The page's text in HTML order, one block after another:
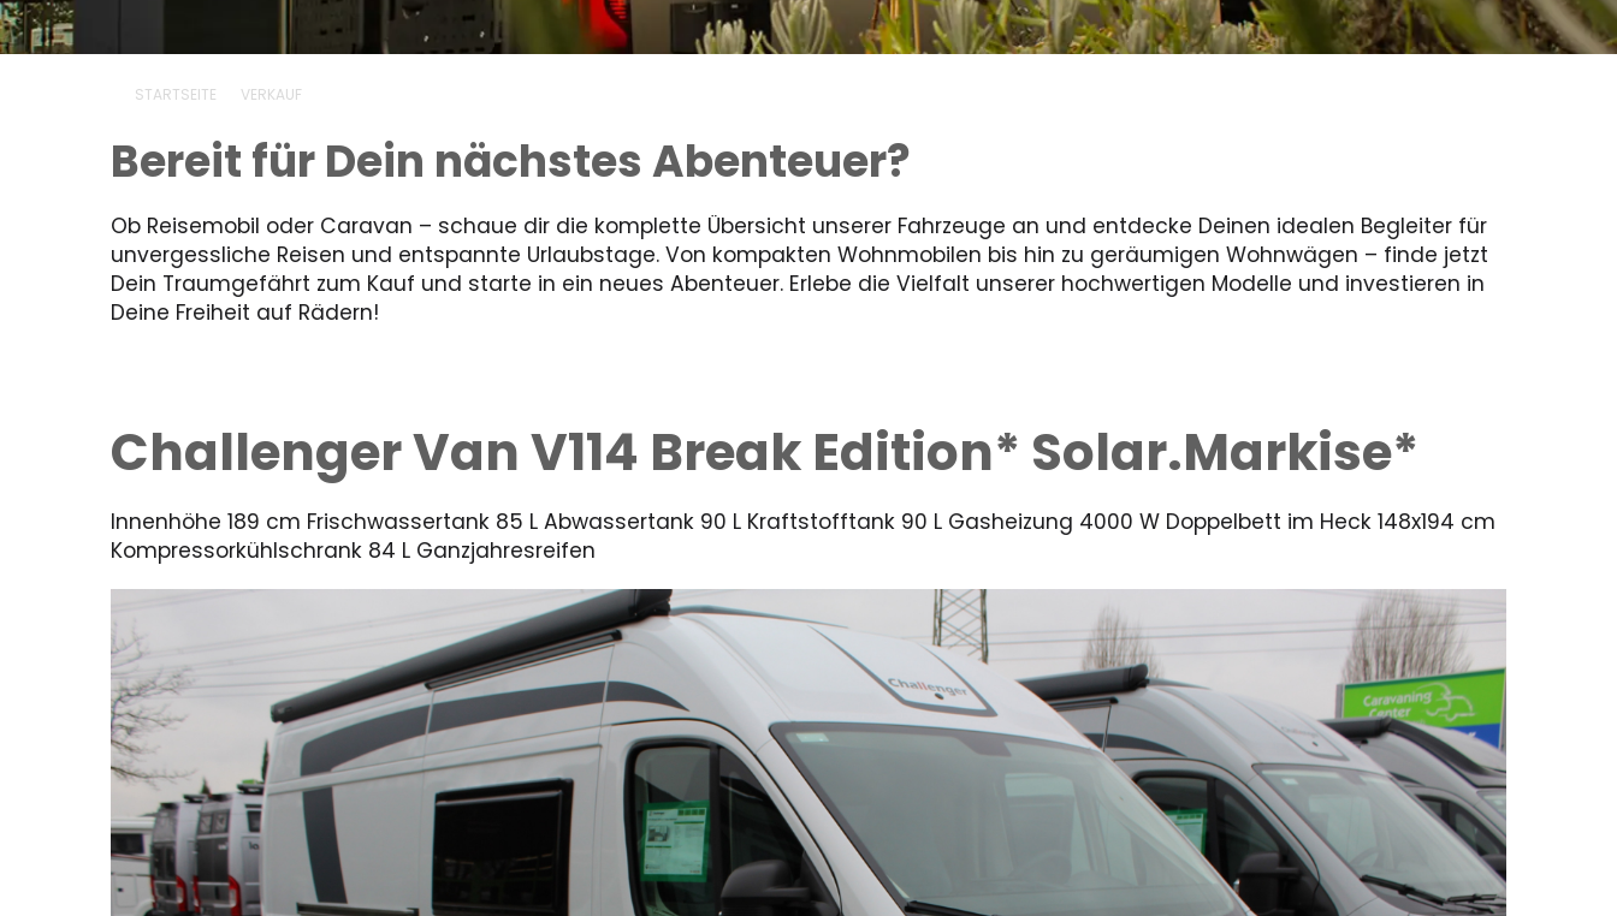
STARTSEITE VERKAUF
Bereit für Dein nächstes Abenteuer?
Ob Reisemobil oder Caravan – schaue dir die komplette Übersicht unserer Fahrzeuge an und entdecke Deinen idealen Begleiter für
unvergessliche Reisen und entspannte Urlaubstage. Von kompakten Wohnmobilen bis hin zu geräumigen Wohnwägen – finde jetzt
Dein Traumgefährt zum Kauf und starte in ein neues Abenteuer. Erlebe die Vielfalt unserer hochwertigen Modelle und investieren in
Deine Freiheit auf Rädern!
Challenger Van V114 Break Edition* Solar.Markise*
Innenhöhe 189 cm Frischwassertank 85 L Abwassertank 90 L Kraftstofftank 90 L Gasheizung 4000 W Doppelbett im Heck 148x194 cm
Kompressorkühlschrank 84 L Ganzjahresreifen